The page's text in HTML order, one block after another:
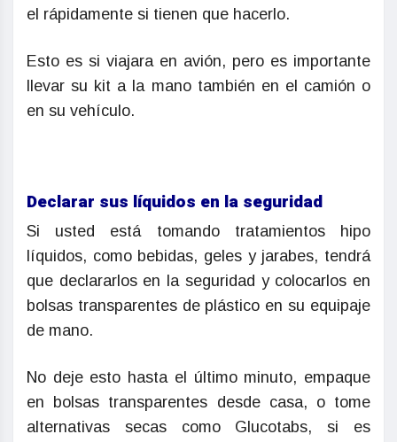
el rápidamente si tienen que hacerlo.
Esto es si viajara en avión, pero es importante
llevar su kit a la mano también en el camión o
en su vehículo.
Declarar sus líquidos en la seguridad
Si usted está tomando tratamientos hipo
líquidos, como bebidas, geles y jarabes, tendrá
que declararlos en la seguridad y colocarlos en
bolsas transparentes de plástico en su equipaje
de mano.
No deje esto hasta el último minuto, empaque
en bolsas transparentes desde casa, o tome
alternativas secas como Glucotabs, si es